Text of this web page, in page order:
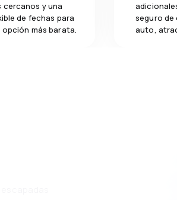
y una
de fechas para
más barata.
seguro de
auto,